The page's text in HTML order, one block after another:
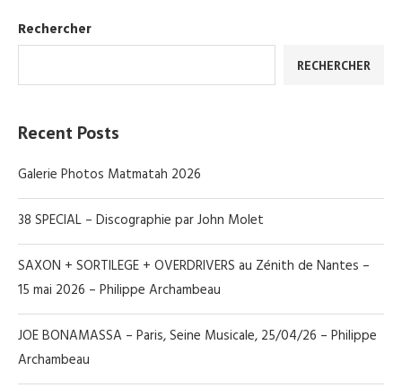
Rechercher
RECHERCHER
Recent Posts
Galerie Photos Matmatah 2026
38 SPECIAL – Discographie par John Molet
SAXON + SORTILEGE + OVERDRIVERS au Zénith de Nantes –
15 mai 2026 – Philippe Archambeau
JOE BONAMASSA – Paris, Seine Musicale, 25/04/26 – Philippe
Archambeau